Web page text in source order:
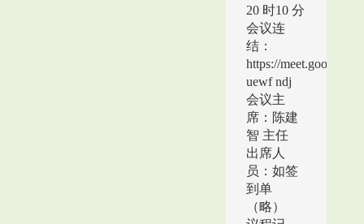
20 时10 分
会议连
结：
https://
uewf ndj
会议主
席：陈建
智 主任
出席人
员：如签
到单
（略）